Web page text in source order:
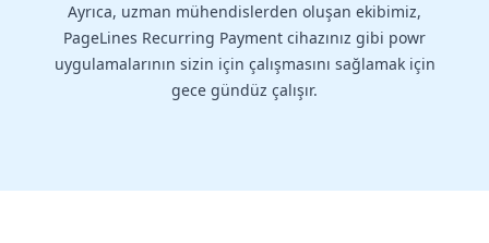
Ayrıca, uzman mühendislerden oluşan ekibimiz,
PageLines Recurring Payment cihazınız gibi powr
uygulamalarının sizin için çalışmasını sağlamak için
gece gündüz çalışır.